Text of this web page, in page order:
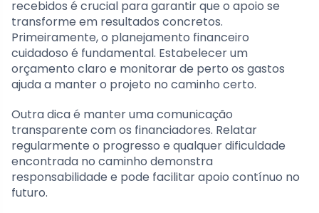
recebidos é crucial para garantir que o apoio se
transforme em resultados concretos.
Primeiramente, o planejamento financeiro
cuidadoso é fundamental. Estabelecer um
orçamento claro e monitorar de perto os gastos
ajuda a manter o projeto no caminho certo.
Outra dica é manter uma comunicação
transparente com os financiadores. Relatar
regularmente o progresso e qualquer dificuldade
encontrada no caminho demonstra
responsabilidade e pode facilitar apoio contínuo no
futuro.